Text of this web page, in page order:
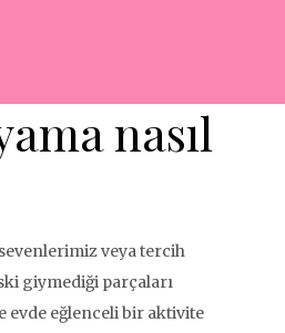
nasıl
veya tercih
giymediği parçaları
evde eğlenceli bir aktivite